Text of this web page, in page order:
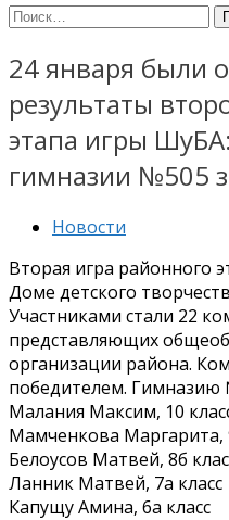
Найти:
24 января были
результаты
этапа игры
гимназии №505
Новости
Вторая игра районного
Доме детского
Участниками стали 22
представляющих
организации района.
победителем. Гимназию
Малания Максим, 10
Мамченкова Маргарита,
Белоусов Матвей, 8б
Ланник Матвей, 7а класс
Капущу Амина, 6а класс